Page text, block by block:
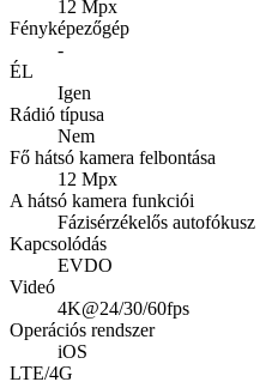
12 Mpx
Fényképezőgép
-
ÉL
Igen
Rádió típusa
Nem
Fő hátsó kamera felbontása
12 Mpx
A hátsó kamera funkciói
Fázisérzékelős autofókusz
Kapcsolódás
EVDO
Videó
4K@24/30/60fps
Operációs rendszer
iOS
LTE/4G